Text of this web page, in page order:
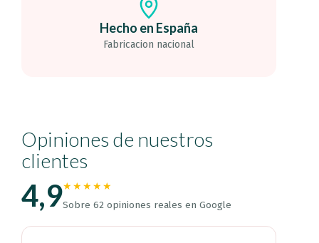
Hecho en España
Fabricacion nacional
Opiniones de nuestros
clientes
4,9★★★★★
Sobre 62 opiniones reales en Google